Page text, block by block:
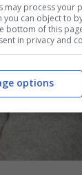
may process your
you can object to
bottom of this
in privacy and
options